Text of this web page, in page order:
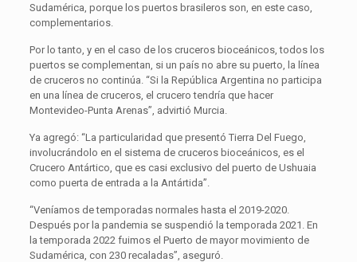
Sudamérica, porque los puertos brasileros son, en este caso,
complementarios.
Por lo tanto, y en el caso de los cruceros bioceánicos, todos los
puertos se complementan, si un país no abre su puerto, la línea
de cruceros no continúa. “Si la República Argentina no participa
en una línea de cruceros, el crucero tendría que hacer
Montevideo-Punta Arenas”, advirtió Murcia.
Ya agregó: “La particularidad que presentó Tierra Del Fuego,
involucrándolo en el sistema de cruceros bioceánicos, es el
Crucero Antártico, que es casi exclusivo del puerto de Ushuaia
como puerta de entrada a la Antártida”.
“Veníamos de temporadas normales hasta el 2019-2020.
Después por la pandemia se suspendió la temporada 2021. En
la temporada 2022 fuimos el Puerto de mayor movimiento de
Sudamérica, con 230 recaladas”, aseguró.